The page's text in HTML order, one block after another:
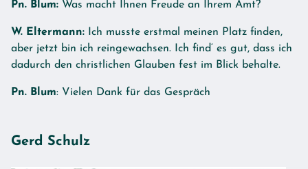
Pn. Blum: Was macht Ihnen Freude an Ihrem Amt?
W. Eltermann:
Ich musste erstmal meinen Platz finden,
aber jetzt bin ich reingewachsen. Ich find‘ es gut, dass ich
dadurch den christlichen Glauben fest im Blick behalte.
Pn. Blum: Vielen Dank für das Gespräch
Gerd Schulz